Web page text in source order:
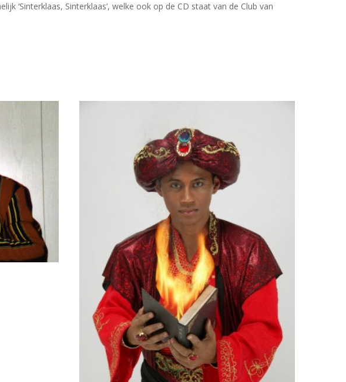
‘Sinterklaas, Sinterklaas’, welke ook op de CD staat van de Club van